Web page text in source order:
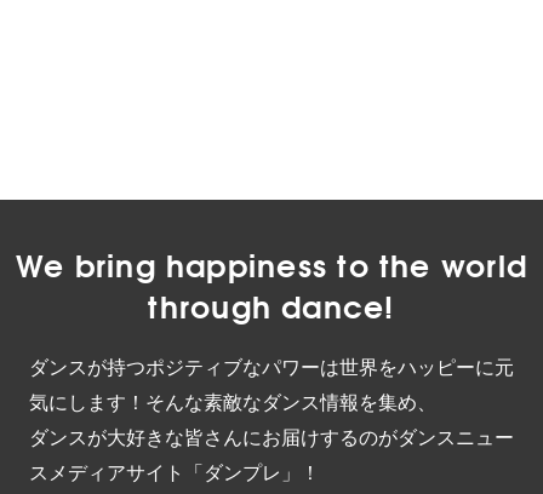
We bring happiness to the world
through dance!
ダンスが持つポジティブなパワーは世界をハッピーに元
気にします！そんな素敵なダンス情報を集め、
ダンスが大好きな皆さんにお届けするのがダンスニュー
スメディアサイト「ダンプレ」！